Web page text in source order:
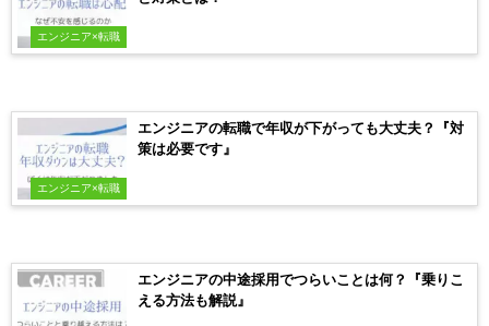
エンジニア×転職
エンジニア×転職
エンジニアの転職で年収が下がっても大丈夫？『対
策は必要です』
エンジニアの中途採用でつらいことは何？『乗りこ
える方法も解説』